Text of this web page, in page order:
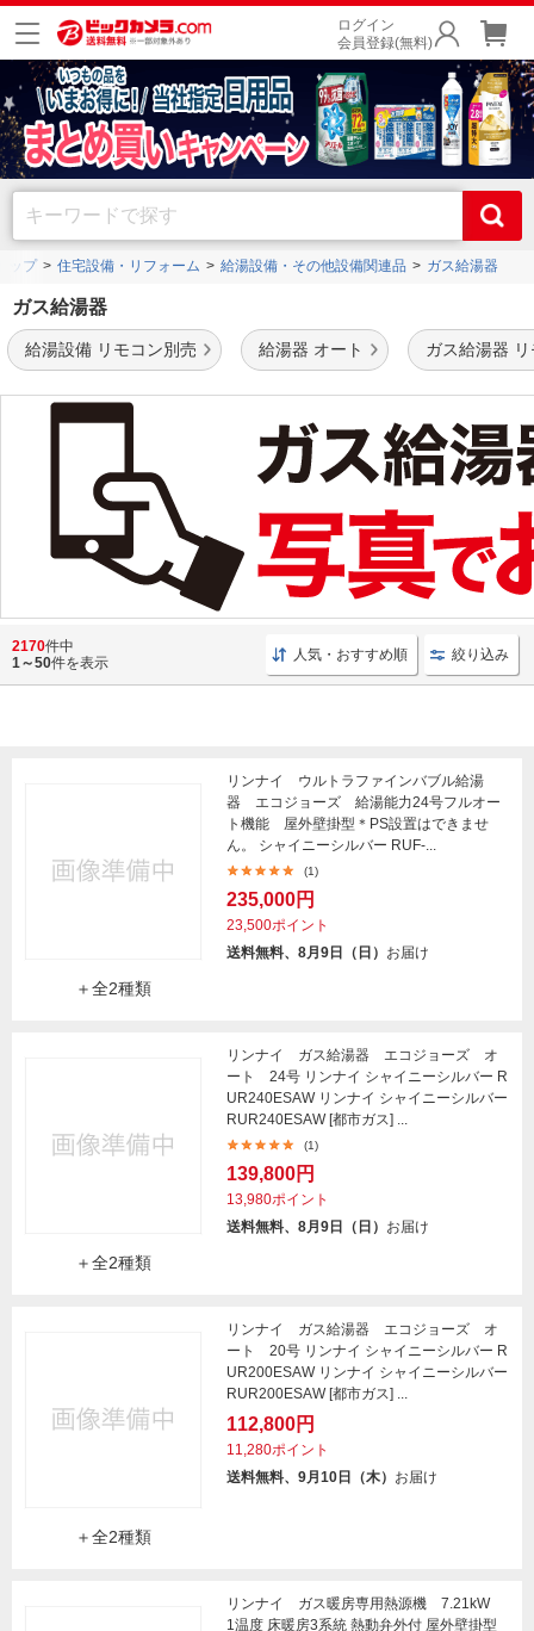
ログイン
会員登録(無料)
ップ 住宅設備・リフォーム 給湯設備・その他設備関連品 ガス給湯器
ガス給湯器
給湯設備 リモコン別売 給湯器 オート ガス給湯器
リンナイ、 の給湯器が揃う専門ラインアップ。省エネ性の高い
ジョーズ もご用意。
2170件中
1～50件を表示 人気・おすすめ順 絞り込み
＋全2種類
リンナイ ウルトラファインバブル給湯
器 エコジョーズ 給湯能力24号フルオー
ト機能 屋外壁掛型＊PS設置はできませ
ん。 シャイニーシルバー RUF-...
(1)
235,000円
23,500ポイント
送料無料、8月9日（日） お届け
＋全2種類
リンナイ ガス給湯器 エコジョーズ オ
ート 24号 リンナイ シャイニーシルバー R
UR240ESAW リンナイ シャイニーシルバー
RUR240ESAW [都市ガス] ...
(1)
139,800円
13,980ポイント
送料無料、8月9日（日） お届け
＋全2種類
リンナイ ガス給湯器 エコジョーズ オ
ート 20号 リンナイ シャイニーシルバー R
UR200ESAW リンナイ シャイニーシルバー
RUR200ESAW [都市ガス] ...
112,800円
11,280ポイント
送料無料、9月10日（木） お届け
リンナイ ガス暖房専用熱源機 7.21kW
1温度 床暖房3系統 熱動弁外付 屋外壁掛型